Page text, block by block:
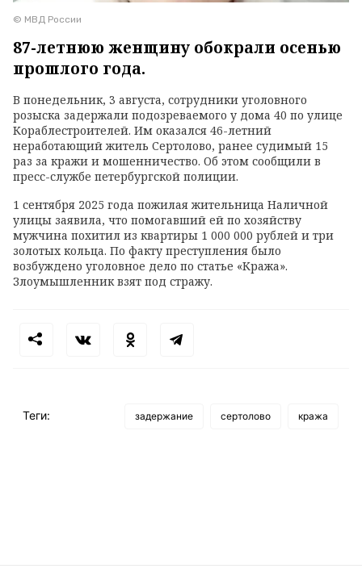
© МВД России
87-летнюю женщину обокрали осенью
прошлого года.
В понедельник, 3 августа, сотрудники уголовного
розыска задержали подозреваемого у дома 40 по улице
Кораблестроителей. Им оказался 46-летний
неработающий житель Сертолово, ранее судимый 15
раз за кражи и мошенничество. Об этом сообщили в
пресс-службе петербургской полиции.
1 сентября 2025 года пожилая жительница Наличной
улицы заявила, что помогавший ей по хозяйству
мужчина похитил из квартиры 1 000 000 рублей и три
золотых кольца. По факту преступления было
возбуждено уголовное дело по статье «Кража».
Злоумышленник взят под стражу.
Теги: задержание сертолово кража